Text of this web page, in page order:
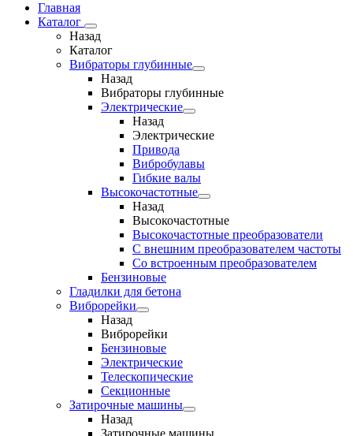
Главная
Каталог
Назад
Каталог
Вибраторы глубинные
Назад
Вибраторы глубинные
Электрические
Назад
Электрические
Привода
Вибробулавы
Гибкие валы
Высокочастотные
Назад
Высокочастотные
Высокочастотные преобразователи
С внешним преобразователем частоты
Cо встроенным преобразователем
Бензиновые
Гладилки для бетона
Виброрейки
Назад
Виброрейки
Бензиновые
Электрические
Телескопические
Секционные
Затирочные машины
Назад
Затирочные машины